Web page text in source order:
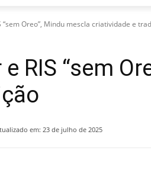
“sem Oreo”, Mindu mescla criatividade e
RIS “sem
em: 23 de julho de 2025